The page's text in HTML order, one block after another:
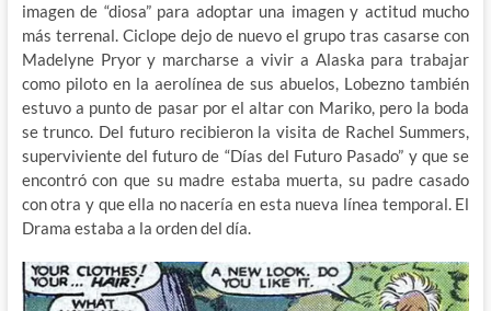
imagen de “diosa” para adoptar una imagen y actitud mucho
más terrenal. Ciclope dejo de nuevo el grupo tras casarse con
Madelyne Pryor y marcharse a vivir a Alaska para trabajar
como piloto en la aerolínea de sus abuelos, Lobezno también
estuvo a punto de pasar por el altar con Mariko, pero la boda
se trunco. Del futuro recibieron la visita de Rachel Summers,
superviviente del futuro de “Días del Futuro Pasado” y que se
encontró con que su madre estaba muerta, su padre casado
con otra y que ella no nacería en esta nueva línea temporal. El
Drama estaba a la orden del día.